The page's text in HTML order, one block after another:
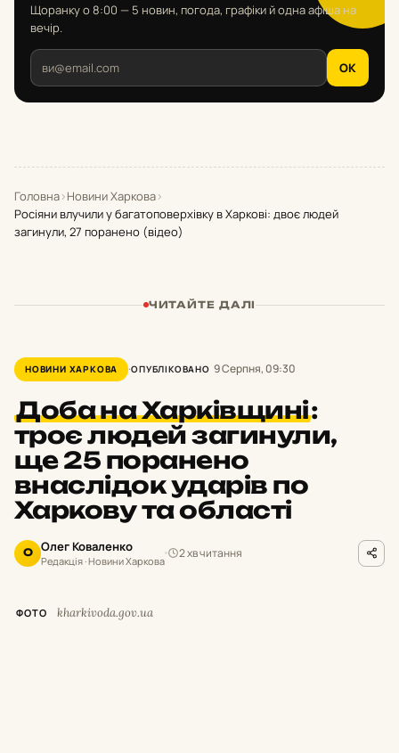
Щоранку о 8:00 — 5 новин, погода, графіки й одна афіша на
вечір.
OK
Головна›Новини Харкова›
Росіяни влучили у багатоповерхівку в Харкові: двоє людей
загинули, 27 поранено (відео)
ЧИТАЙТЕ ДАЛІ
НОВИНИ ХАРКОВА ОПУБЛІКОВАНО 9 Серпня, 09:30
Доба на Харківщині:
троє людей загинули,
ще 25 поранено
внаслідок ударів по
Харкову та області
О Олег Коваленко
Редакція · Новини Харкова
2 хв читання
ФОТО kharkivoda.gov.ua